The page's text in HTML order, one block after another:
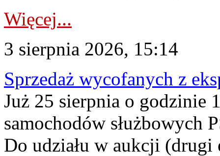
Więcej...
3 sierpnia 2026, 15:14
Sprzedaż wycofanych z
Już 25 sierpnia o godzinie
samochodów służbowych
Do udziału w aukcji (drugi